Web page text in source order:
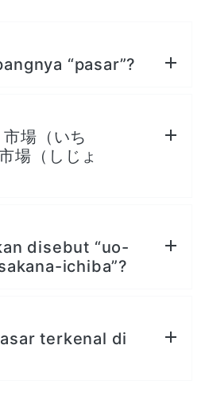
“pasar”?
場（いち
場（しじょ
disebut “uo-
ichiba”?
terkenal di